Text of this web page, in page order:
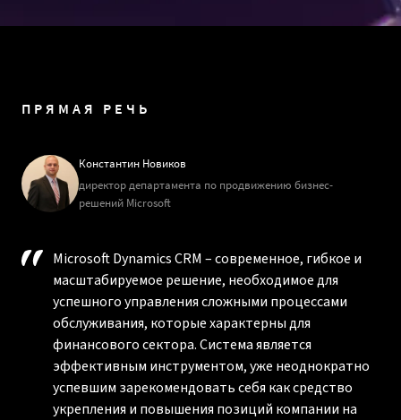
ПРЯМАЯ РЕЧЬ
Константин Новиков
директор департамента по продвижению бизнес-
решений Microsoft
Microsoft Dynamics CRM – современное, гибкое и
масштабируемое решение, необходимое для
успешного управления сложными процессами
обслуживания, которые характерны для
финансового сектора. Система является
эффективным инструментом, уже неоднократно
успевшим зарекомендовать себя как средство
укрепления и повышения позиций компании на